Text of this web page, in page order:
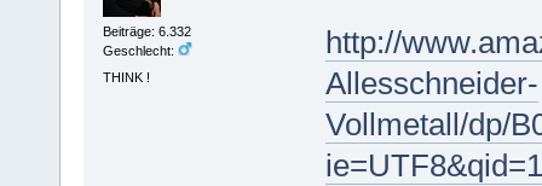
Beiträge: 6.332
Geschlecht:
THINK !
http://
Allesschneider-
Vollmetall/dp/